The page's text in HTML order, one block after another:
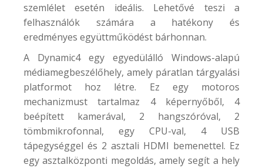
szemlélet esetén ideális. Lehetővé teszi a
felhasználók számára a hatékony és
eredményes együttműködést bárhonnan.
A Dynamic4 egy egyedülálló Windows-alapú
médiamegbeszélőhely, amely páratlan tárgyalási
platformot hoz létre. Ez egy motoros
mechanizmust tartalmaz 4 képernyőből, 4
beépített kamerával, 2 hangszóróval, 2
tömbmikrofonnal, egy CPU-val, 4 USB
tápegységgel és 2 asztali HDMI bemenettel. Ez
egy asztalközponti megoldás, amely segít a hely